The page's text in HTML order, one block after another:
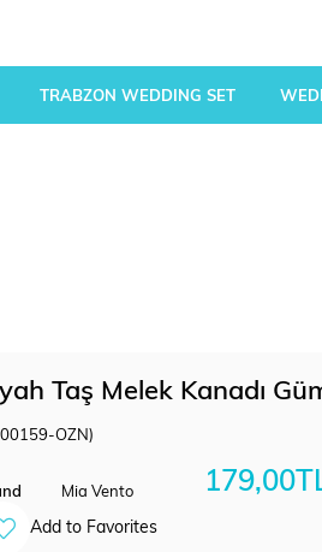
TRABZON WEDDING SET
Taş Melek Kanadı
OZN)
Mia Vento
Add to Favorites